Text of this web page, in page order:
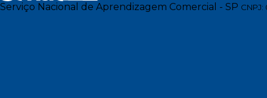
Serviço Nacional de Aprendizagem Comercial - SP